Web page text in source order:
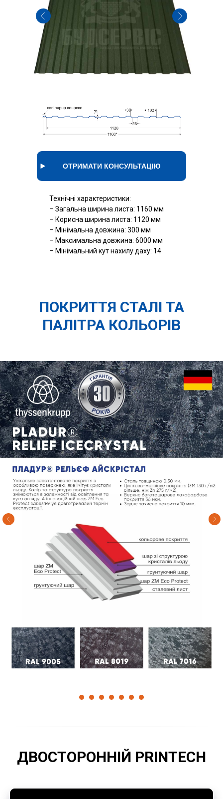
ОТРИМАТИ КОНСУЛЬТАЦІЮ
Технічні характеристики:
– Загальна ширина листа: 1160 мм
– Корисна ширина листа: 1120 мм
– Мінімальна довжина: 300 мм
– Максимальна довжина: 6000 мм
– Мінімальний кут нахилу даху: 14
ПОКРИТТЯ СТАЛІ ТА
ПАЛІТРА КОЛЬОРІВ
ДВОСТОРОННІЙ PRINTECH